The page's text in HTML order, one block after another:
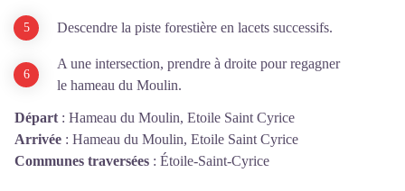
Descendre la piste forestière en lacets successifs.
A une intersection, prendre à droite pour regagner
le hameau du Moulin.
Départ : Hameau du Moulin, Etoile Saint Cyrice
Arrivée : Hameau du Moulin, Etoile Saint Cyrice
Communes traversées : Étoile-Saint-Cyrice